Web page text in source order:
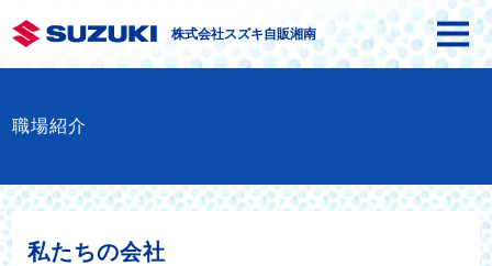
株式会社スズキ自販湘南
職場紹介
私たちの会社